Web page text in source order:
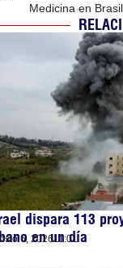
Medicina en Brasil
dispara 113
en un día
6, 202611:01